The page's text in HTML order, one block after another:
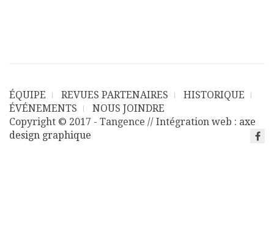
ÉQUIPE REVUES PARTENAIRES
HISTORIQUE
ÉVÉNEMENTS
NOUS JOINDRE
Copyright © 2017 - Tangence // Intégration web : axe
design graphique